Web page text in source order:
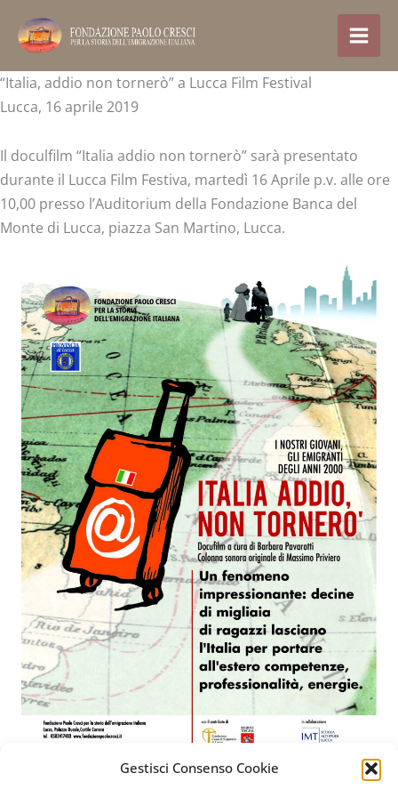
Gestisci Consenso Cookie
content
“Italia, addio non tornerò” a Lucca Film Festival
Lucca, 16 aprile 2019
Il doculfilm “Italia addio non tornerò” sarà presentato
durante il Lucca Film Festiva, martedì 16 Aprile p.v. alle ore
10,00 presso l’Auditorium della Fondazione Banca del
Monte di Lucca, piazza San Martino, Lucca.